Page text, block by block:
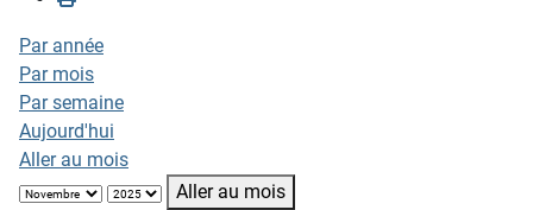
Par année
Par mois
Par semaine
Aujourd'hui
Aller au mois
Aller au mois